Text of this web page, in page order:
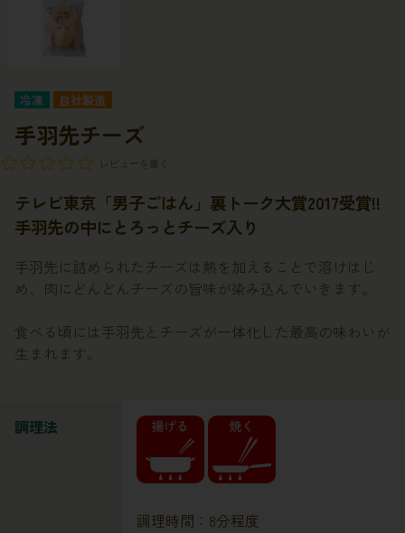
冷凍 自社製造
手羽先チーズ
レビューを書く
テレビ東京「男子ごはん」裏トーク大賞2017受賞!!
手羽先の中にとろっとチーズ入り
手羽先に詰められたチーズは熱を加えることで溶けはじ
め、肉にどんどんチーズの旨味が染み込んでいきます。
食べる頃には手羽先とチーズが一体化した最高の味わいが
生まれます。
調理法
調理時間：8分程度